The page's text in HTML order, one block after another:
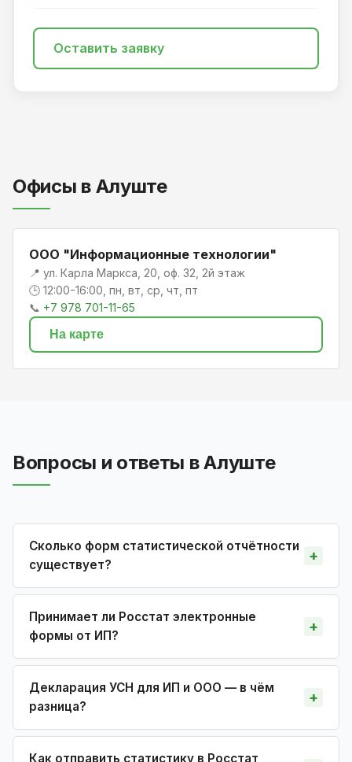
Оставить заявку
Офисы в Алуште
ООО "Информационные технологии"
📍 ул. Карла Маркса, 20, оф. 32, 2й этаж
🕒 12:00-16:00, пн, вт, ср, чт, пт
📞 +7 978 701-11-65
На карте
Вопросы и ответы в Алуште
Сколько форм статистической отчётности
существует?
Принимает ли Росстат электронные
формы от ИП?
Декларация УСН для ИП и ООО — в чём
разница?
Как отправить статистику в Росстат